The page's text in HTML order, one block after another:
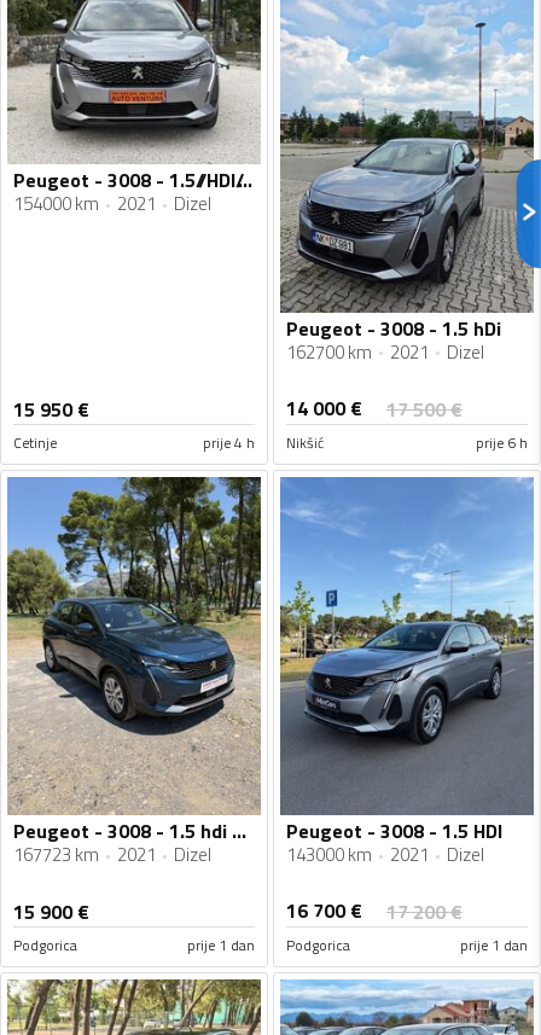
Peugeot - 3008 - 1.5//HDI//AUTOMATIC//05.2021god
154000 km 2021 Dizel
15 950€
Cetinje prije 4 h
Peugeot - 3008 - 1.5 hDi
162700 km 2021 Dizel
14 000€ 17 500€
Nikšić prije 6 h
Peugeot - 3008 - 1.5 hdi Automatik
167723 km 2021 Dizel
15 900€
Podgorica prije 1 dan
Peugeot - 3008 - 1.5 HDI
143000 km 2021 Dizel
16 700€ 17 200€
Podgorica prije 1 dan